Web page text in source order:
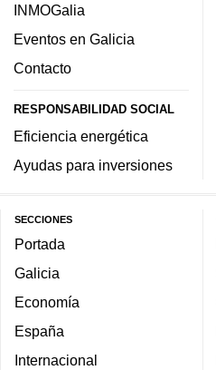
INMOGalia
Eventos en Galicia
Contacto
RESPONSABILIDAD SOCIAL
Eficiencia energética
Ayudas para inversiones
SECCIONES
Portada
Galicia
Economía
España
Internacional